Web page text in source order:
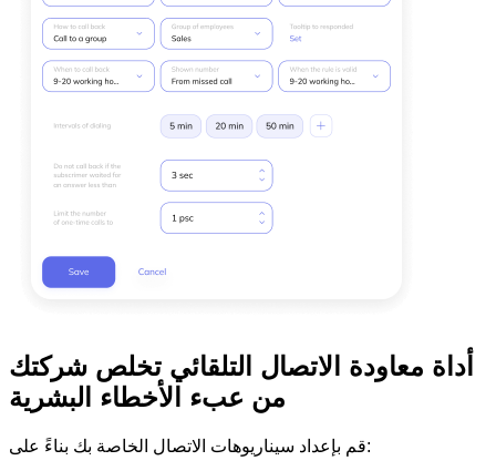
أداة معاودة الاتصال التلقائي تخلص شركتك
من عبء الأخطاء البشرية
قم بإعداد سيناريوهات الاتصال الخاصة بك بناءً على: